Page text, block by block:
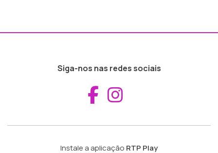
Siga-nos nas redes sociais
Aceder ao
Instale a aplicação RTP Play